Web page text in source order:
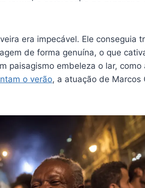
era impecável. Ele conseguia
de forma genuína, o que
paisagismo embeleza o lar, como
o verão, a atuação de Marcos